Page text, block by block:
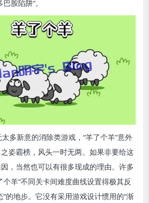
胺陷阱”。
多新意的消除类游戏，“羊了个羊”意外
姿霸榜，风头一时无两。如果非要给这
，当然也可以有很多现成的理由。许多
个羊”不同关卡间难度曲线设置得极其反
”的地步。它没有采用游戏设计惯用的“渐